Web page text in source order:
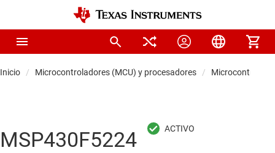
Inicio Microcontroladores (MCU) y procesadores
MSP430F5224